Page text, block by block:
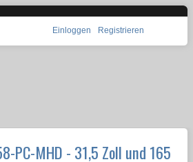
Einloggen Registrieren
PC-MHD - 31,5 Zoll und 165